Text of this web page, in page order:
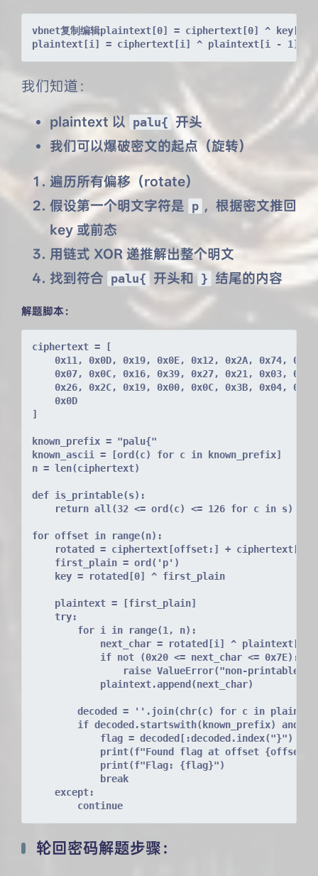
vbnet复制编辑plaintext[0] = ciphertext[0] ^ key[0]
plaintext[i] = ciphertext[i] ^ plaintext[i - 1]
我们知道：
plaintext 以 palu{ 开头
我们可以爆破密文的起点（旋转）
遍历所有偏移（rotate）
假设第一个明文字符是 p ，根据密文推回
key 或前态
用链式 XOR 递推解出整个明文
找到符合 palu{ 开头和 } 结尾的内容
解题脚本：
ciphertext = [
0x11, 0x0D, 0x19, 0x0E, 0x12, 0x2A, 0x74,
0x07, 0x0C, 0x16, 0x39, 0x27, 0x21, 0x03,
0x26, 0x2C, 0x19, 0x00, 0x0C, 0x3B, 0x04,
0x0D
]
known_prefix = "palu{"
known_ascii = [ord(c) for c in known_prefix]
n = len(ciphertext)
def is_printable(s):
return all(32 <= ord(c) <= 126 for c in s)
for offset in range(n):
rotated = ciphertext[offset:] +
first_plain = ord('p')
key = rotated[0] ^ first_plain
plaintext = [first_plain]
try:
for i in range(1, n):
next_char = rotated[i] ^ plaintext[i -
if not (0x20 <= next_char <= 0x7E):
raise ValueError("non-printable")
plaintext.append(next_char)
decoded = ''.join(chr(c) for c in
if decoded.startswith(known_prefix) and "}"
flag = decoded[:decoded.index("}") +
print(f"Found flag at offset {offset},
print(f"Flag: {flag}")
break
except:
continue
轮回密码解题步骤：